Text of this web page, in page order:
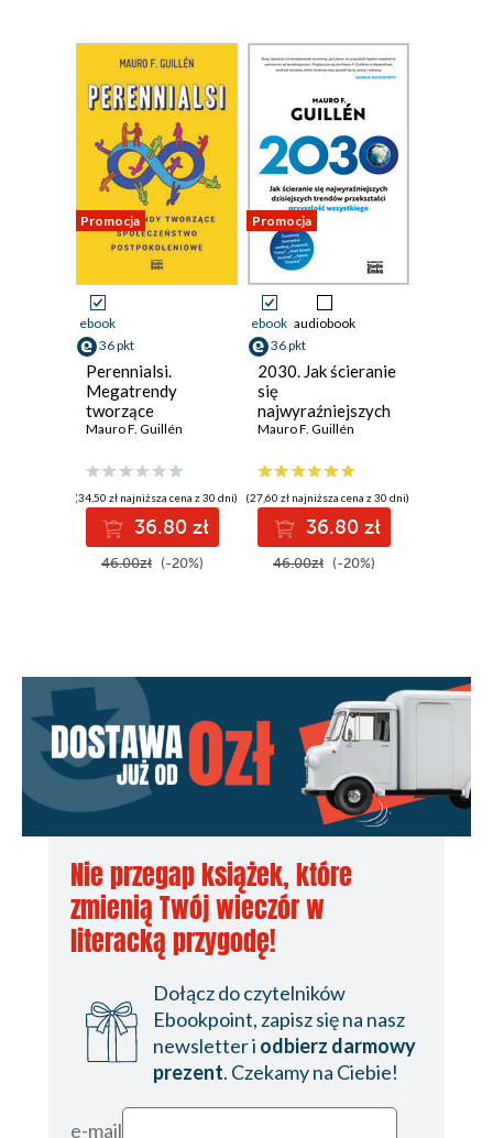
Promocja
ebook
36 pkt
Perennialsi.
Megatrendy
tworzące
społeczeństwo
Mauro F. Guillén
(34,50 zł najniższa cena z 30 dni)
36.80 zł
46.00zł (-20%)
Promocja
ebook audiobook
36 pkt
2030. Jak ścieranie
się
najwyraźniejszych
dzisiejszych
przekształci
przyszłość
wszystkiego
Mauro F. Guillén
(27,60 zł najniższa cena z 30 dni)
36.80 zł
46.00zł (-20%)
Nie przegap książek, które
zmienią Twój wieczór w
literacką przygodę!
Dołącz do czytelników
Ebookpoint, zapisz się na nasz
newsletter i odbierz darmowy
prezent. Czekamy na Ciebie!
e-mail